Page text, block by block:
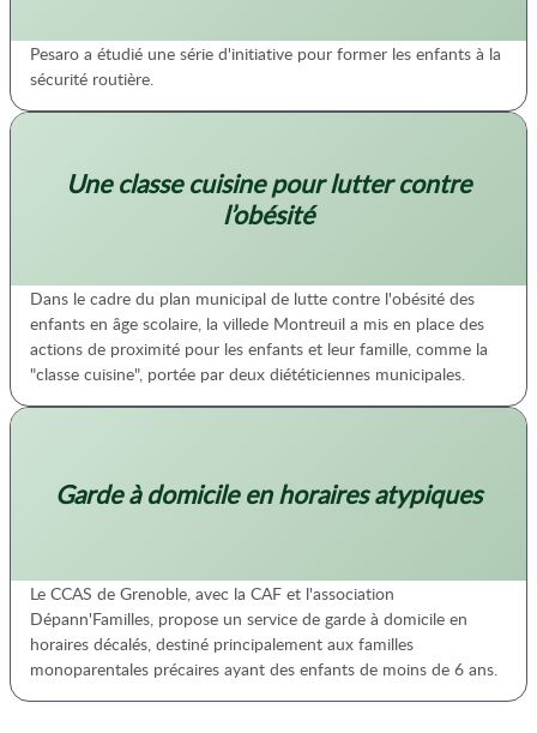
Pesaro a étudié une série d'initiative pour former les enfants à la
sécurité routière.
Une classe cuisine pour lutter contre
l’obésité
Dans le cadre du plan municipal de lutte contre l'obésité des
enfants en âge scolaire, la villede Montreuil a mis en place des
actions de proximité pour les enfants et leur famille, comme la
"classe cuisine", portée par deux diététiciennes municipales.
Garde à domicile en horaires atypiques
Le CCAS de Grenoble, avec la CAF et l'association
Dépann'Familles, propose un service de garde à domicile en
horaires décalés, destiné principalement aux familles
monoparentales précaires ayant des enfants de moins de 6 ans.